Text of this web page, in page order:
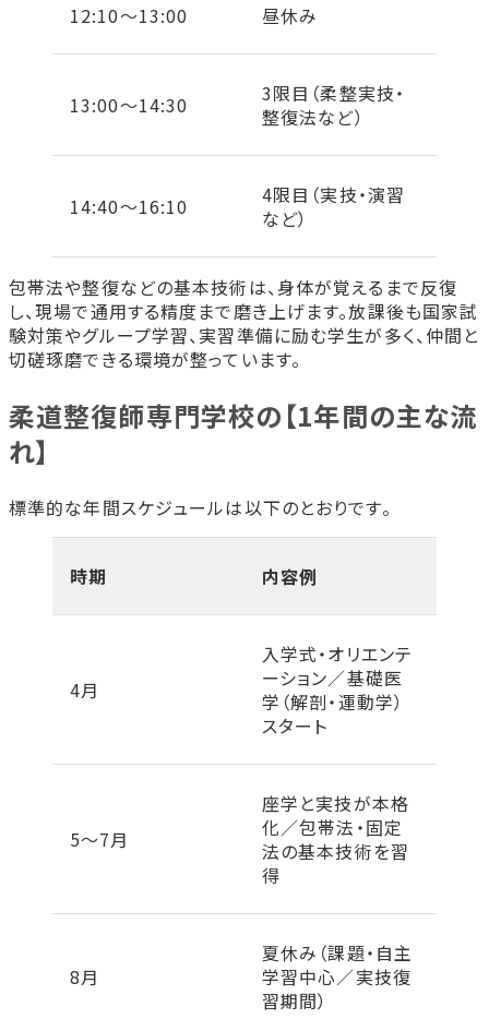
12:10〜13:00 昼休み
13:00〜14:30
3限目（柔整実技・
整復法など）
14:40〜16:10
4限目（実技・演習
など）
包帯法や整復などの基本技術は、身体が覚えるまで反復
し、現場で通用する精度まで磨き上げます。放課後も国家試
験対策やグループ学習、実習準備に励む学生が多く、仲間と
切磋琢磨できる環境が整っています。
柔道整復師専門学校の【1年間の主な流
れ】
標準的な年間スケジュールは以下のとおりです。
時期 内容例
4月
入学式・オリエンテ
ーション／基礎医
学（解剖・運動学）
スタート
5〜7月
座学と実技が本格
化／包帯法・固定
法の基本技術を習
得
8月
夏休み（課題・自主
学習中心／実技復
習期間）